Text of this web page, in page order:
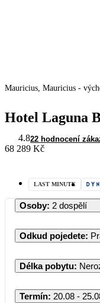
Mauricius, Mauricius -
Hotel Laguna
4.822 hodnocení
68 289 Kč
LAST MINUTE
Osoby: 2 dospělí
Odkud pojedete:
Délka pobytu:
Termín: 20.08 -